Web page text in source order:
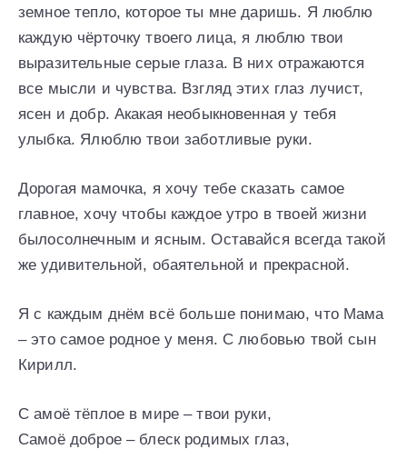
земное тепло, которое ты мне даришь. Я люблю
каждую чёрточку твоего лица, я люблю твои
выразительные серые глаза. В них отражаются
все мысли и чувства. Взгляд этих глаз лучист,
ясен и добр. Акакая необыкновенная у тебя
улыбка. Ялюблю твои заботливые руки.
Дорогая мамочка, я хочу тебе сказать самое
главное, хочу чтобы каждое утро в твоей жизни
былосолнечным и ясным. Оставайся всегда такой
же удивительной, обаятельной и прекрасной.
Я с каждым днём всё больше понимаю, что Мама
– это самое родное у меня. С любовью твой сын
Кирилл.
С амоё тёплое в мире – твои руки,
Самоё доброе – блеск родимых глаз,